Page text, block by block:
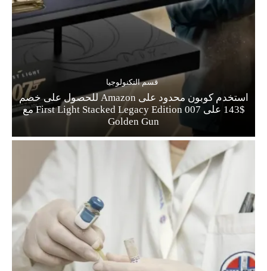
قسم التكنولوجيا
استخدم كوبون محدود على Amazon للحصول على خصم
$143 على 007 First Light Stacked Legacy Edition مع
Golden Gun